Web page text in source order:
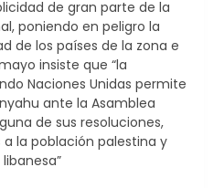
de gran parte de la
poniendo en peligro la
de los países de la zona e
insiste que “la
Naciones Unidas permite
ante la Asamblea
de sus resoluciones,
la población palestina y